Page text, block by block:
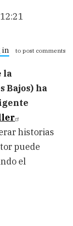
in to post comments
la
Bajos) ha
historias
puede
el